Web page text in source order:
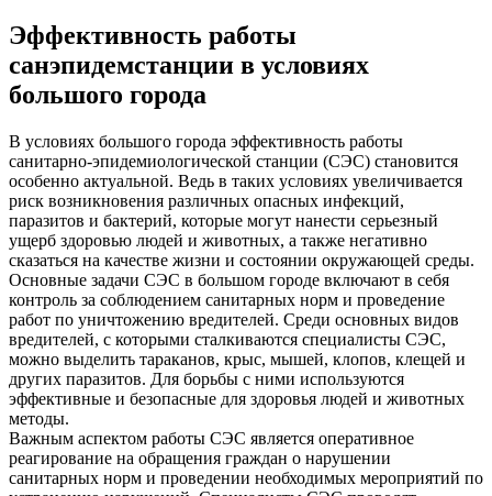
Эффективность работы
санэпидемстанции в условиях
большого города
В условиях большого города эффективность работы
санитарно-эпидемиологической станции (СЭС) становится
особенно актуальной. Ведь в таких условиях увеличивается
риск возникновения различных опасных инфекций,
паразитов и бактерий, которые могут нанести серьезный
ущерб здоровью людей и животных, а также негативно
сказаться на качестве жизни и состоянии окружающей среды.
Основные задачи СЭС в большом городе включают в себя
контроль за соблюдением санитарных норм и проведение
работ по уничтожению вредителей. Среди основных видов
вредителей, с которыми сталкиваются специалисты СЭС,
можно выделить тараканов, крыс, мышей, клопов, клещей и
других паразитов. Для борьбы с ними используются
эффективные и безопасные для здоровья людей и животных
методы.
Важным аспектом работы СЭС является оперативное
реагирование на обращения граждан о нарушении
санитарных норм и проведении необходимых мероприятий по